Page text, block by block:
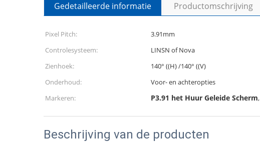
Gedetailleerde informatie Productomschrijving
Pixel Pitch: 3.91mm
Controlesysteem:
LINSN of Nova
Zienhoek:
140° ((H) /140° ((V)
Onderhoud:
Voor- en achteropties
Markeren:
P3.91 het Huur Geleide Scherm,
Beschrijving van de producten